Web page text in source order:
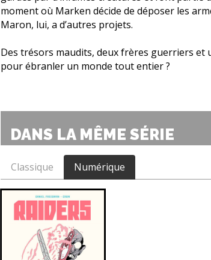
moment où Marken décide de déposer les
Maron, lui, a d’autres projets.
Des trésors maudits, deux frères guerriers
pour ébranler un monde tout entier ?
DANS LA MÊME SÉRIE
Classique Numérique